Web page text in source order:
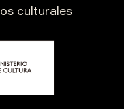
culturales